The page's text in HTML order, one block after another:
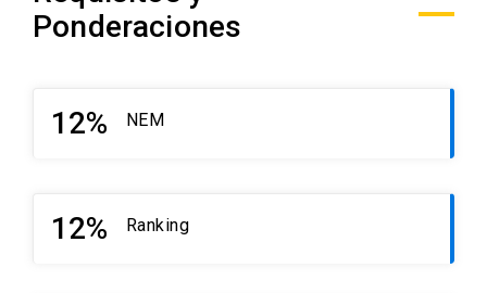
Ponderaciones
12% NEM
12% Ranking